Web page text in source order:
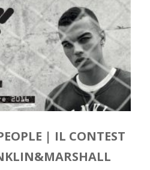
| IL CONTEST